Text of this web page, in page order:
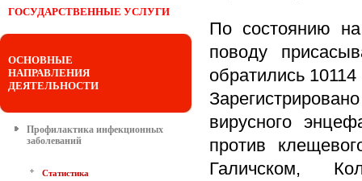
ГОСУДАРСТВЕННЫЕ УСЛУГИ
ОСНОВНЫЕ
НАПРАВЛЕНИЯ
ДЕЯТЕЛЬНОСТИ
Профилактика инфекционных
заболеваний
Статистика
По состоянию
поводу
обратились
вирусного
против
Галичском,